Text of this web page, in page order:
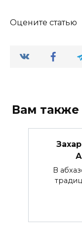
Оцените статью
Вам также
В